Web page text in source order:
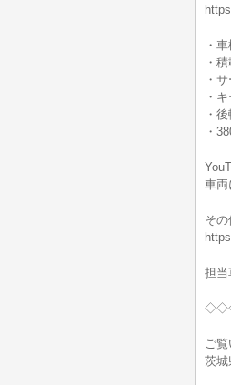
・
・
・
・
・
・
車両
そ
担当
ご覧
茨城